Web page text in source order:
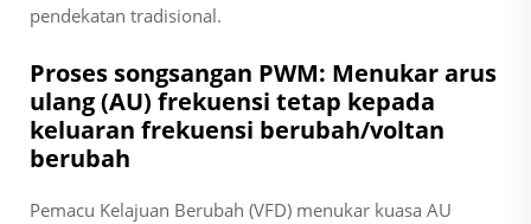
pendekatan tradisional.
Proses songsangan PWM: Menukar arus
ulang (AU) frekuensi tetap kepada
keluaran frekuensi berubah/voltan
berubah
Pemacu Kelajuan Berubah (VFD) menukar kuasa AU